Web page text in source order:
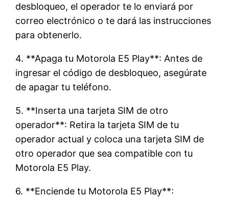
desbloqueo, el operador te lo enviará por
correo electrónico o te dará las instrucciones
para obtenerlo.
4. **Apaga tu Motorola E5 Play**: Antes de
ingresar el código de desbloqueo, asegúrate
de apagar tu teléfono.
5. **Inserta una tarjeta SIM de otro
operador**: Retira la tarjeta SIM de tu
operador actual y coloca una tarjeta SIM de
otro operador que sea compatible con tu
Motorola E5 Play.
6. **Enciende tu Motorola E5 Play**: